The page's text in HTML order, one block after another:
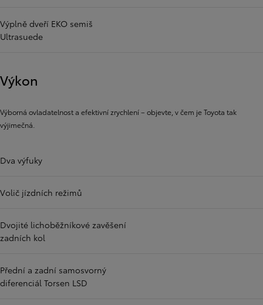
Výplně dveří EKO semiš
Ultrasuede
Výkon
Výborná ovladatelnost a efektivní zrychlení – objevte, v čem je Toyota tak
výjimečná.
Dva výfuky
Volič jízdních režimů
Dvojité lichoběžníkové zavěšení
zadních kol
Přední a zadní samosvorný
diferenciál Torsen LSD